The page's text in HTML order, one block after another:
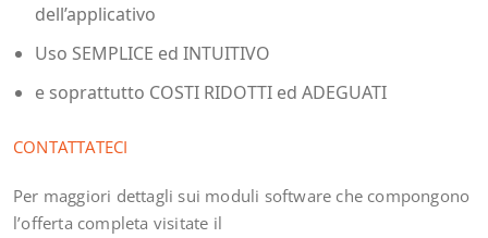
dell’applicativo
Uso SEMPLICE ed INTUITIVO
e soprattutto COSTI RIDOTTI ed ADEGUATI
CONTATTATECI
Per maggiori dettagli sui moduli software che compongono
l’offerta completa visitate il